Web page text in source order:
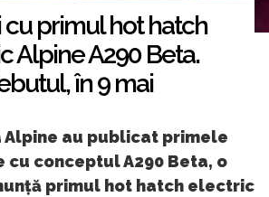
cu primul hot hatch
Alpine A290 Beta.
în 9 mai
Alpine au publicat primele
cu conceptul A290 Beta, o
primul hot hatch electric